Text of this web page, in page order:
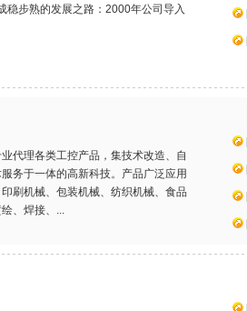
稳步熟的发展之路：2000年公司导入
代理各类工控产品，集技术改造、自
务于一体的高新科技。产品广泛应用
刷机械、包装机械、纺织机械、食品
、焊接、...